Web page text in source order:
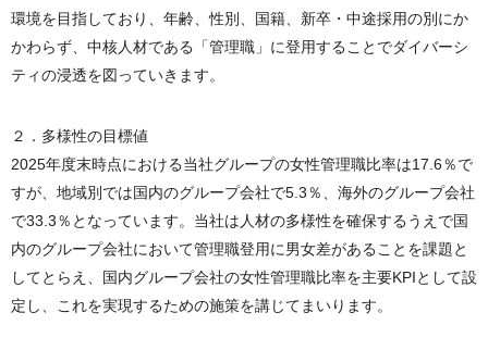
環境を目指しており、年齢、性別、国籍、新卒・中途採用の別にか
かわらず、中核人材である「管理職」に登用することでダイバーシ
ティの浸透を図っていきます。
２．多様性の目標値
2025年度末時点における当社グループの女性管理職比率は17.6％で
すが、地域別では国内のグループ会社で5.3％、海外のグループ会社
で33.3％となっています。当社は人材の多様性を確保するうえで国
内のグループ会社において管理職登用に男女差があることを課題と
してとらえ、国内グループ会社の女性管理職比率を主要KPIとして設
定し、これを実現するための施策を講じてまいります。